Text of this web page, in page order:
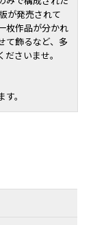
が発売されて
枚作品が分かれ
て飾るなど、多
さいませ。
。